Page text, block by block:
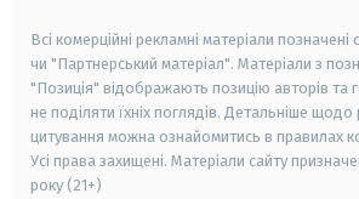
Всі комерційні рекламні матеріали
чи "Партнерський матеріал". Матеріали з
"Позиція" відображають позицію авторів та
не поділяти їхніх поглядів. Детальніше
цитування можна ознайомитись в правилах
Усі права захищені. Матеріали сайту
року (21+)